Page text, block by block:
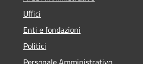
Uffici
Enti e fondazioni
Politici